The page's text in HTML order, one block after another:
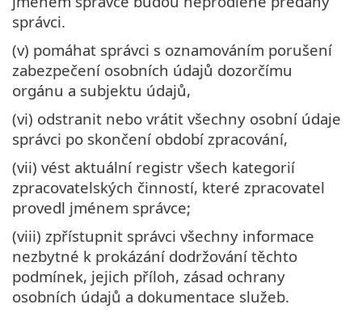
správci.
(v) pomáhat správci s oznamováním porušení
zabezpečení osobních údajů dozorčímu
orgánu a subjektu údajů,
(vi) odstranit nebo vrátit všechny osobní údaje
správci po skončení období zpracování,
(vii) vést aktuální registr všech kategorií
zpracovatelských činností, které zpracovatel
provedl jménem správce;
(viii) zpřístupnit správci všechny informace
nezbytné k prokázání dodržování těchto
podmínek, jejich příloh, zásad ochrany
osobních údajů a dokumentace služeb.